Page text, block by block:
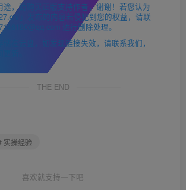
途，请购买正版支持作者，谢谢！若您认为
」发布的内容若侵犯到您的权益，请联
进行删除处理。
在云盘，如发现链接失效，请联系我们，
新。
THE END
实操经验
喜欢就支持一下吧